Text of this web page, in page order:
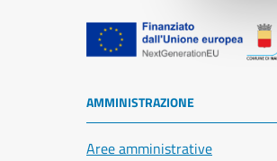
AMMINISTRAZIONE
Aree amministrative